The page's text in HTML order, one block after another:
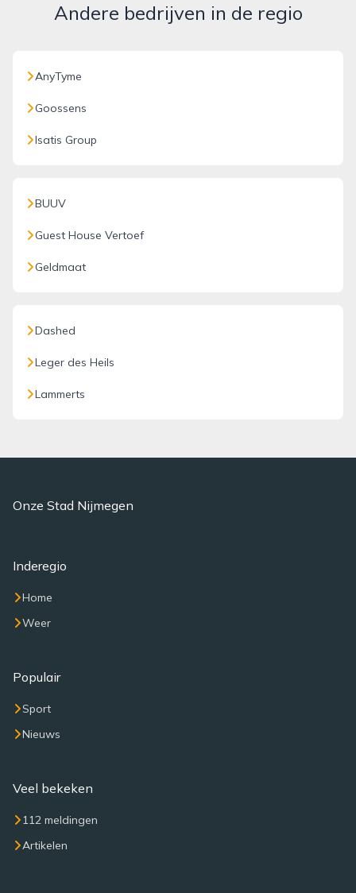
Andere bedrijven in de regio
AnyTyme
Goossens
Isatis Group
BUUV
Guest House Vertoef
Geldmaat
Dashed
Leger des Heils
Lammerts
Onze Stad Nijmegen
Inderegio
Home
Weer
Populair
Sport
Nieuws
Veel bekeken
112 meldingen
Artikelen